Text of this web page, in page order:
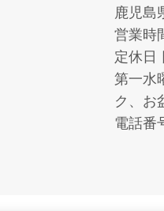
鹿児島
営業時
定休日
第一水
ク、お
電話番